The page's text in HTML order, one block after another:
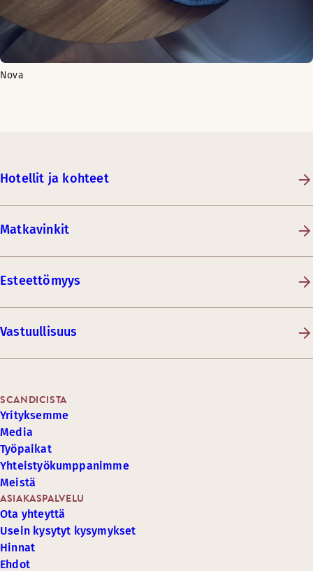
Nova
Hotellit ja kohteet
Matkavinkit
Esteettömyys
Vastuullisuus
ASIAKASPALVELU
Ota yhteyttä
Usein kysytyt kysymykset
Hinnat
Ehdot
SCANDICISTA
Yrityksemme
Media
Työpaikat
Yhteistyökumppanimme
Meistä